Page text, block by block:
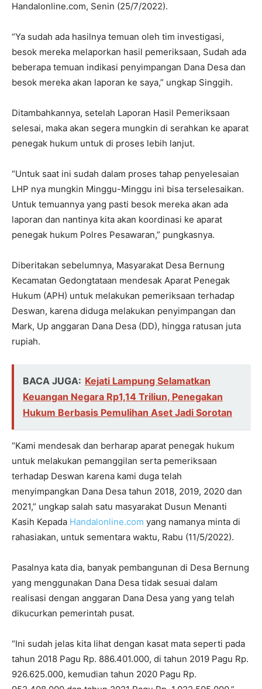
Handalonline.com, Senin (25/7/2022).
“Ya sudah ada hasilnya temuan oleh tim investigasi,
besok mereka melaporkan hasil pemeriksaan, Sudah ada
beberapa temuan indikasi penyimpangan Dana Desa dan
besok mereka akan laporan ke saya,” ungkap Singgih.
Ditambahkannya, setelah Laporan Hasil Pemeriksaan
selesai, maka akan segera mungkin di serahkan ke aparat
penegak hukum untuk di proses lebih lanjut.
“Untuk saat ini sudah dalam proses tahap penyelesaian
LHP nya mungkin Minggu-Minggu ini bisa terselesaikan.
Untuk temuannya yang pasti besok mereka akan ada
laporan dan nantinya kita akan koordinasi ke aparat
penegak hukum Polres Pesawaran,” pungkasnya.
Diberitakan sebelumnya, Masyarakat Desa Bernung
Kecamatan Gedongtataan mendesak Aparat Penegak
Hukum (APH) untuk melakukan pemeriksaan terhadap
Deswan, karena diduga melakukan penyimpangan dan
Mark, Up anggaran Dana Desa (DD), hingga ratusan juta
rupiah.
BACA JUGA: Kejati Lampung Selamatkan
Keuangan Negara Rp1,14 Triliun, Penegakan
Hukum Berbasis Pemulihan Aset Jadi Sorotan
“Kami mendesak dan berharap aparat penegak hukum
untuk melakukan pemanggilan serta pemeriksaan
terhadap Deswan karena kami duga telah
menyimpangkan Dana Desa tahun 2018, 2019, 2020 dan
2021,” ungkap salah satu masyarakat Dusun Menanti
Kasih Kepada Handalonline.com yang namanya minta di
rahasiakan, untuk sementara waktu, Rabu (11/5/2022).
Pasalnya kata dia, banyak pembangunan di Desa Bernung
yang menggunakan Dana Desa tidak sesuai dalam
realisasi dengan anggaran Dana Desa yang yang telah
dikucurkan pemerintah pusat.
“Ini sudah jelas kita lihat dengan kasat mata seperti pada
tahun 2018 Pagu Rp. 886.401.000, di tahun 2019 Pagu Rp.
926.625.000, kemudian tahun 2020 Pagu Rp.